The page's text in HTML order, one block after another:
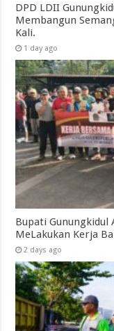
DPD LDII
Membangun
Kali.
1 day ago
Bupati Gunungkidul
MeLakukan Kerja
2 days ago